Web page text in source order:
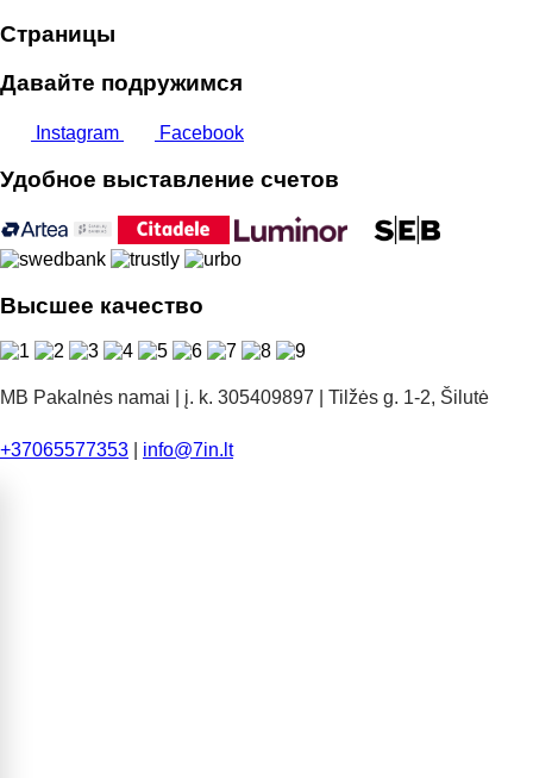
Страницы
Давайте подружимся
Instagram Facebook
Удобное выставление счетов
Высшее качество
MB Pakalnės namai | į. k. 305409897 | Tilžės g. 1-2, Šilutė
+37065577353 info@7in.lt